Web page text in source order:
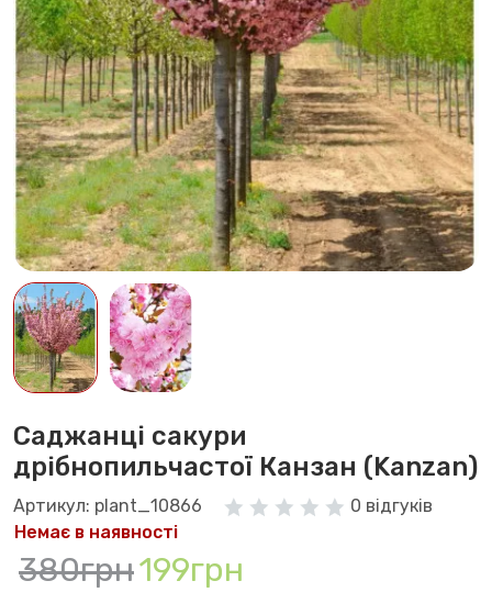
Саджанці сакури
дрібнопильчастої Канзан (Kanzan)
Артикул: plant_10866
0 відгуків
Немає в наявності
380грн199грн